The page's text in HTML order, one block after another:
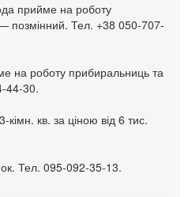
прийме на роботу
позмінний. Тел. +38 050-707-
на роботу прибиральниць та
44-30.
кв. за ціною від 6 тис.
Тел. 095-092-35-13.